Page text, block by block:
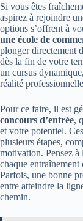
Si vous êtes
aspirez à rejoindre
options s’offrent à
une école de
plonger directement
dès la fin de votre
un cursus
réalité
Pour ce faire, il est
concours d’entrée,
et votre potentiel.
plusieurs étapes,
motivation. Pensez à
chaque
Parfois, une bonne
entre atteindre la
chemin.